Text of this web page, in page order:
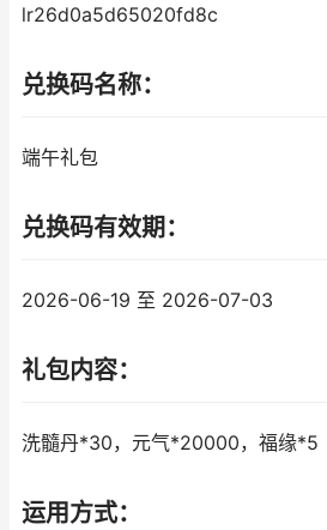
lr26d0a5d65020fd8c
兑换码名称：
端午礼包
兑换码有效期：
2026-06-19 至 2026-07-03
礼包内容：
洗髓丹*30，元气*20000，福缘*5
运用方式：